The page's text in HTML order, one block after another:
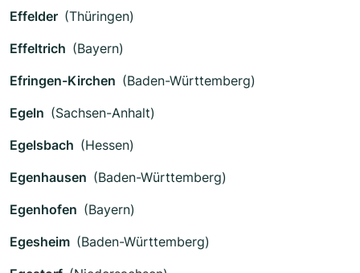
Effelder (Thüringen)
Effeltrich (Bayern)
Efringen-Kirchen (Baden-Württemberg)
Egeln (Sachsen-Anhalt)
Egelsbach (Hessen)
Egenhausen (Baden-Württemberg)
Egenhofen (Bayern)
Egesheim (Baden-Württemberg)